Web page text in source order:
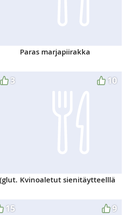
Paras marjapiirakka
3 10
Kvinoaletut sienitäytteelllä
15 9